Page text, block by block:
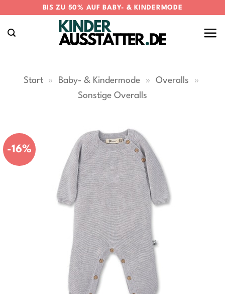
springen
BIS ZU 50% AUF BABY- & KINDERMODE
Start » Baby- & Kindermode » Overalls
»
Sonstige Overalls
-16%